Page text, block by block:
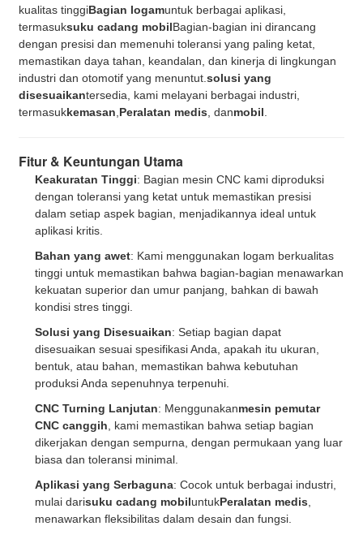
kualitas tinggiBagian logamuntuk berbagai aplikasi,
termasuksuku cadang mobilBagian-bagian ini dirancang
dengan presisi dan memenuhi toleransi yang paling ketat,
memastikan daya tahan, keandalan, dan kinerja di lingkungan
industri dan otomotif yang menuntut. solusi yang
disesuaikantersedia, kami melayani berbagai industri,
termasukkemasan Peralatan medis , danmobil
Fitur & Keuntungan Utama
Keakuratan Tinggi: Bagian mesin CNC kami diproduksi
dengan toleransi yang ketat untuk memastikan presisi
dalam setiap aspek bagian, menjadikannya ideal untuk
aplikasi kritis.
Bahan yang awet: Kami menggunakan logam berkualitas
tinggi untuk memastikan bahwa bagian-bagian menawarkan
kekuatan superior dan umur panjang, bahkan di bawah
kondisi stres tinggi.
Solusi yang Disesuaikan: Setiap bagian dapat
disesuaikan sesuai spesifikasi Anda, apakah itu ukuran,
bentuk, atau bahan, memastikan bahwa kebutuhan
produksi Anda sepenuhnya terpenuhi.
CNC Turning Lanjutan: Menggunakanmesin pemutar
CNC canggih , kami memastikan bahwa setiap bagian
dikerjakan dengan sempurna, dengan permukaan yang luar
biasa dan toleransi minimal.
Aplikasi yang Serbaguna: Cocok untuk berbagai industri,
mulai darisuku cadang mobiluntukPeralatan medis
menawarkan fleksibilitas dalam desain dan fungsi.